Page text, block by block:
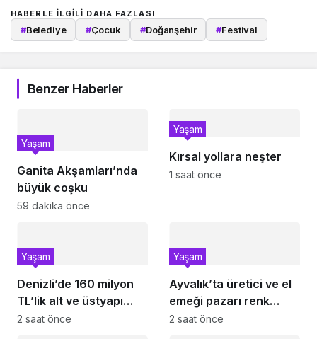
HABERLE ILGILI DAHA FAZLASI
#Belediye #Çocuk #Doğanşehir #Festival
Benzer Haberler
Ganita Akşamları’nda
büyük coşku
Yaşam
59 dakika önce
Kırsal yollara neşter
Yaşam
1 saat önce
Denizli’de 160 milyon
TL’lik alt ve üstyapı
yatırımı
Yaşam
2 saat önce
Ayvalık’ta üretici ve el
emeği pazarı renk
katıyor
Yaşam
2 saat önce